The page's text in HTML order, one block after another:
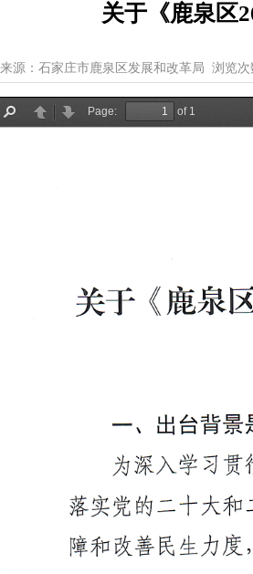
关于《鹿泉区
源：石家庄市鹿泉区发展和改革局 浏览次